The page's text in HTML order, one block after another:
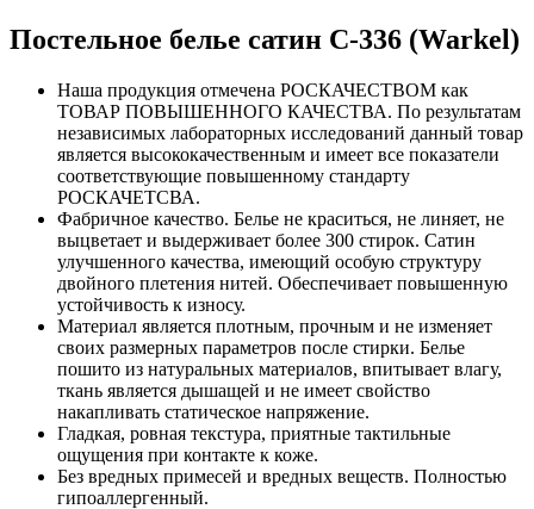
Постельное белье сатин С-336 (Warkel)
Наша продукция отмечена РОСКАЧЕСТВОМ как
ТОВАР ПОВЫШЕННОГО КАЧЕСТВА. По результатам
независимых лабораторных исследований данный товар
является высококачественным и имеет все показатели
соответствующие повышенному стандарту
РОСКАЧЕТСВА.
Фабричное качество. Белье не краситься, не линяет, не
выцветает и выдерживает более 300 стирок. Сатин
улучшенного качества, имеющий особую структуру
двойного плетения нитей. Обеспечивает повышенную
устойчивость к износу.
Материал является плотным, прочным и не изменяет
своих размерных параметров после стирки. Белье
пошито из натуральных материалов, впитывает влагу,
ткань является дышащей и не имеет свойство
накапливать статическое напряжение.
Гладкая, ровная текстура, приятные тактильные
ощущения при контакте к коже.
Без вредных примесей и вредных веществ. Полностью
гипоаллергенный.